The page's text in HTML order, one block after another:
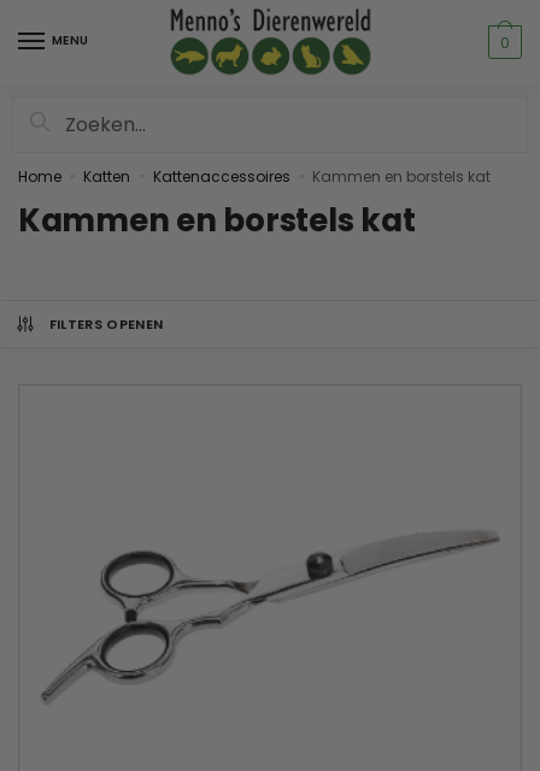
MENU 0
Home Katten Kattenaccessoires Kammen en borstels kat
Kammen en borstels kat
FILTERS OPENEN